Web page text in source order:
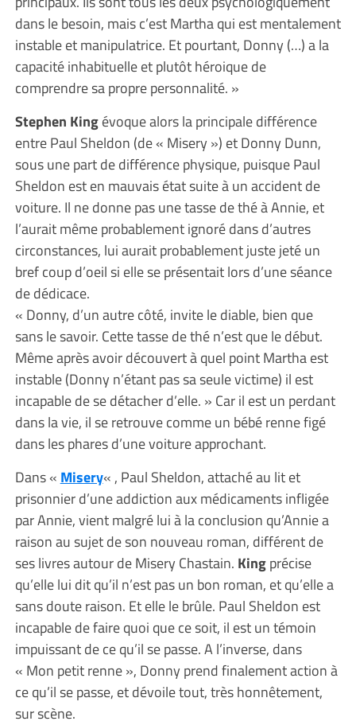
dans le besoin, mais c’est Martha qui est mentalement
instable et manipulatrice. Et pourtant, Donny (…) a la
capacité inhabituelle et plutôt héroique de
comprendre sa propre personnalité. »
Stephen Kingévoque alors la principale différence
entre Paul Sheldon (de « Misery ») et Donny Dunn,
sous une part de différence physique, puisque Paul
Sheldon est en mauvais état suite à un accident de
voiture. Il ne donne pas une tasse de thé à Annie, et
l’aurait même probablement ignoré dans d’autres
circonstances, lui aurait probablement juste jeté un
bref coup d’oeil si elle se présentait lors d’une séance
de dédicace.
« Donny, d’un autre côté, invite le diable, bien que
sans le savoir. Cette tasse de thé n’est que le début.
Même après avoir découvert à quel point Martha est
instable (Donny n’étant pas sa seule victime) il est
incapable de se détacher d’elle. » Car il est un perdant
dans la vie, il se retrouve comme un bébé renne figé
dans les phares d’une voiture approchant.
Dans « Misery« , Paul Sheldon, attaché au lit et
prisonnier d’une addiction aux médicaments infligée
par Annie, vient malgré lui à la conclusion qu’Annie a
raison au sujet de son nouveau roman, différent de
ses livres autour de Misery Chastain. Kingprécise
qu’elle lui dit qu’il n’est pas un bon roman, et qu’elle a
sans doute raison. Et elle le brûle. Paul Sheldon est
incapable de faire quoi que ce soit, il est un témoin
impuissant de ce qu’il se passe. A l’inverse, dans
« Mon petit renne », Donny prend finalement action à
ce qu’il se passe, et dévoile tout, très honnêtement,
sur scène.